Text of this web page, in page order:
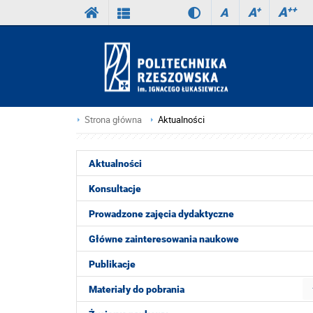
A A+ A++
Strona główna Aktualności
Aktualności
Konsultacje
Prowadzone zajęcia dydaktyczne
Główne zainteresowania naukowe
Publikacje
Materiały do pobrania